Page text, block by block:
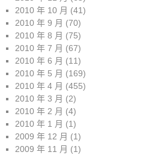
2010 年 10 月 (41)
2010 年 9 月 (70)
2010 年 8 月 (75)
2010 年 7 月 (67)
2010 年 6 月 (11)
2010 年 5 月 (169)
2010 年 4 月 (455)
2010 年 3 月 (2)
2010 年 2 月 (4)
2010 年 1 月 (1)
2009 年 12 月 (1)
2009 年 11 月 (1)